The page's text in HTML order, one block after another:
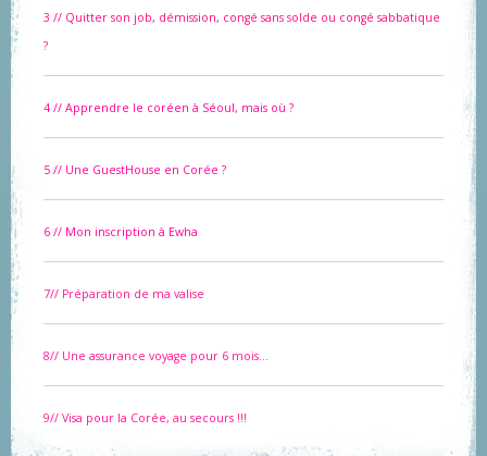
3 // Quitter son job, démission, congé sans solde ou congé sabbatique
?
4 // Apprendre le coréen à Séoul, mais où ?
5 // Une GuestHouse en Corée ?
6 // Mon inscription à Ewha
7// Préparation de ma valise
8// Une assurance voyage pour 6 mois...
9// Visa pour la Corée, au secours !!!